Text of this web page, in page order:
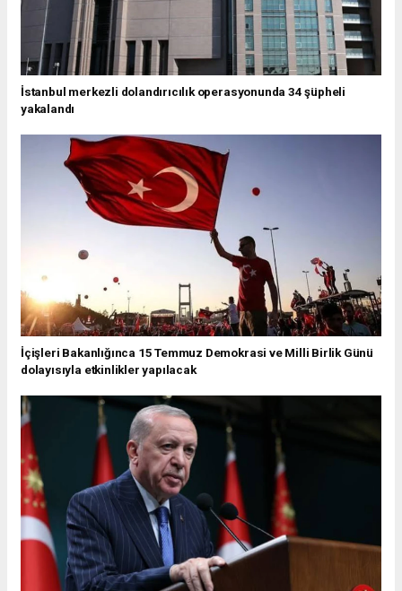
İstanbul merkezli dolandırıcılık operasyonunda 34 şüpheli
yakalandı
İçişleri Bakanlığınca 15 Temmuz Demokrasi ve Milli Birlik Günü
dolayısıyla etkinlikler yapılacak